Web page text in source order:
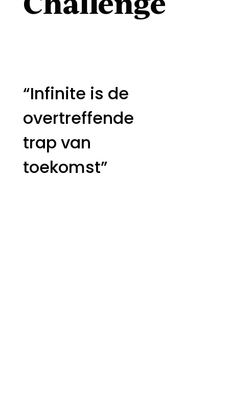
“Infinite is de
overtreffende
trap van
toekomst”